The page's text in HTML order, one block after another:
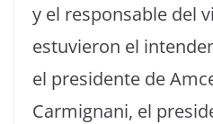
y el responsable del
estuvieron el
el presidente de
Carmignani, el